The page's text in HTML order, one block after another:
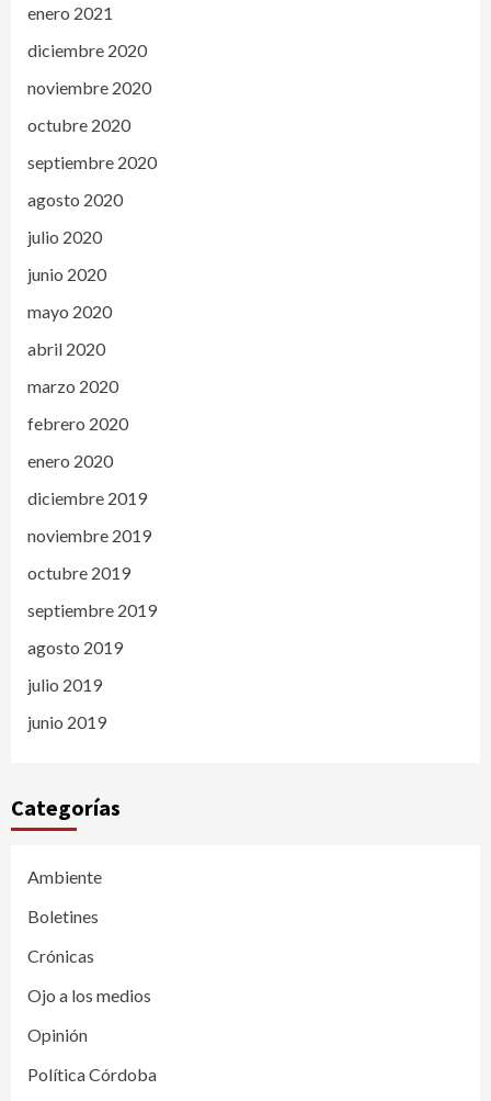
enero 2021
diciembre 2020
noviembre 2020
octubre 2020
septiembre 2020
agosto 2020
julio 2020
junio 2020
mayo 2020
abril 2020
marzo 2020
febrero 2020
enero 2020
diciembre 2019
noviembre 2019
octubre 2019
septiembre 2019
agosto 2019
julio 2019
junio 2019
Categorías
Ambiente
Boletines
Crónicas
Ojo a los medios
Opinión
Política Córdoba